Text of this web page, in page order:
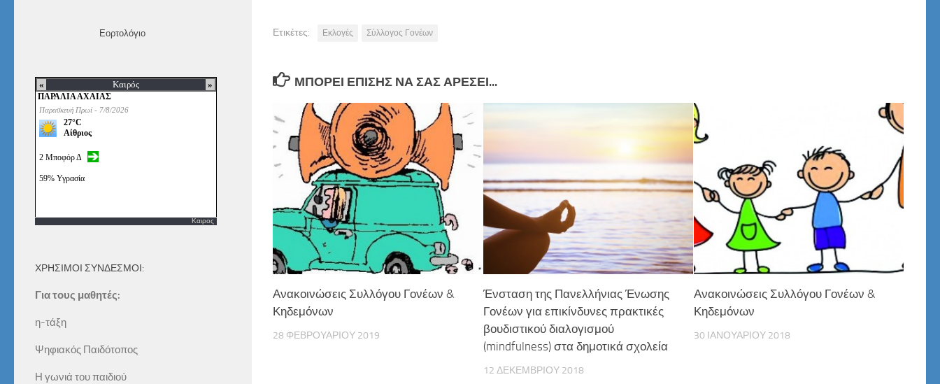
Ετικέτες: Εκλογές Σύλλογος Γονέων
ΜΠΟΡΕΊ ΕΠΊΣΗΣ ΝΑ ΣΑΣ ΑΡΈΣΕΙ...
Ανακοινώσεις Συλλόγου Γονέων &
Κηδεμόνων
28 ΦΕΒΡΟΥΑΡΊΟΥ 2019
Ένσταση της Πανελλήνιας Ένωσης
Γονέων για επικίνδυνες πρακτικές
βουδιστικού διαλογισμού
(mindfulness) στα δημοτικά σχολεία
12 ΔΕΚΕΜΒΡΊΟΥ 2018
Ανακοινώσεις Συλλόγου Γονέων &
Κηδεμόνων
30 ΙΑΝΟΥΑΡΊΟΥ 2018
Εορτολόγιο
Καιρος
ΧΡΗΣΙΜΟΙ ΣΥΝΔΕΣΜΟΙ:
Για τους μαθητές:
η-τάξη
Ψηφιακός Παιδότοπος
Η γωνιά του παιδιού